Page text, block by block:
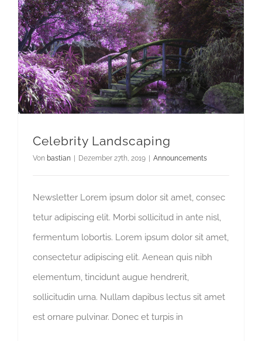
Celebrity Landscaping
Von bastian | Dezember 27th, 2019 | Announcements
Newsletter Lorem ipsum dolor sit amet, consec
tetur adipiscing elit. Morbi sollicitud in ante nisl,
fermentum lobortis. Lorem ipsum dolor sit amet,
consectetur adipiscing elit. Aenean quis nibh
elementum, tincidunt augue hendrerit,
sollicitudin urna. Nullam dapibus lectus sit amet
est ornare pulvinar. Donec et turpis in